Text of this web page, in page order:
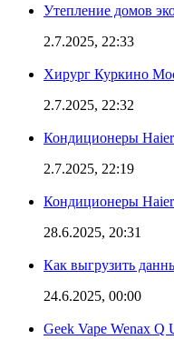
Утепление домов
2.7.2025, 22:33
Хирург Куркино
2.7.2025, 22:32
Кондиционеры
2.7.2025, 22:19
Кондиционеры
28.6.2025, 20:31
Как выгрузить
24.6.2025, 00:00
Geek Vape Wenax